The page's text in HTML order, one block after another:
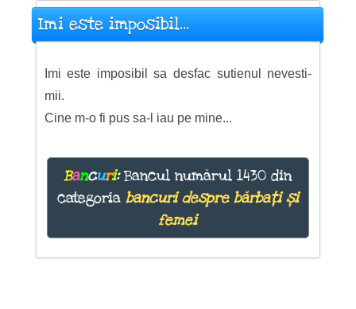
Imi este imposibil...
Imi este imposibil sa desfac sutienul nevesti-
mii.
Cine m-o fi pus sa-l iau pe mine...
Bancuri:Bancul numărul 1430 din
categoria bancuri despre bărbați și
femei